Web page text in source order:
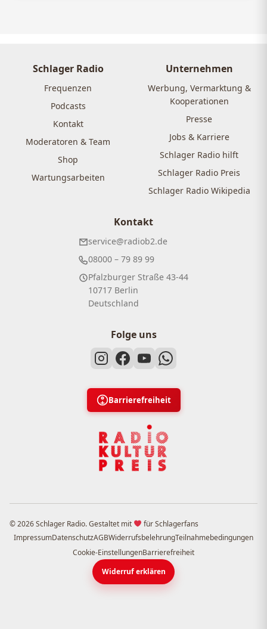
Schlager Radio
Frequenzen
Podcasts
Kontakt
Moderatoren & Team
Shop
Wartungsarbeiten
Unternehmen
Werbung, Vermarktung &
Kooperationen
Presse
Jobs & Karriere
Schlager Radio hilft
Schlager Radio Preis
Schlager Radio Wikipedia
Kontakt
service@radiob2.de
08000 – 79 89 99
Pfalzburger Straße 43-44
10717 Berlin
Deutschland
Folge uns
Barrierefreiheit
© 2026 Schlager Radio. Gestaltet mit
für Schlagerfans
ImpressumDatenschutzAGBWiderrufsbelehrungTeilnahmebedingungen
Cookie-EinstellungenBarrierefreiheit
Widerruf erklären